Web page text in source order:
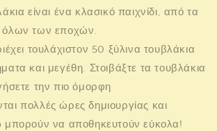
είναι ένα κλασικό παιχνίδι, από τα
όλων των εποχών.
τουλάχιστον 50 ξύλινα τουβλάκια
και μεγέθη. Στοιβάξτε τα τουβλάκια
την πιο όμορφη
πολλές ώρες δημιουργίας και
μπορούν να αποθηκευτούν εύκολα!